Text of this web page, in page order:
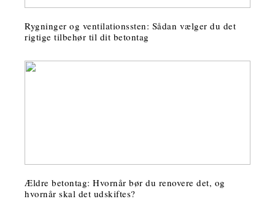
Rygninger og ventilationssten: Sådan vælger du det
rigtige tilbehør til dit betontag
Ældre betontag: Hvornår bør du renovere det, og
hvornår skal det udskiftes?